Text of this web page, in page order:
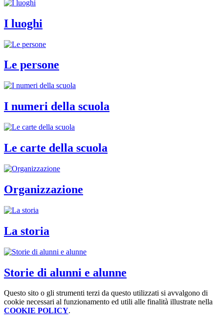
I luoghi
Le persone
I numeri della scuola
Le carte della scuola
Organizzazione
La storia
Storie di alunni e alunne
Questo sito o gli strumenti terzi da questo utilizzati si avvalgono di
cookie necessari al funzionamento ed utili alle finalità illustrate nella
COOKIE POLICY.